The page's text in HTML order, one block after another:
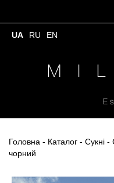
UA RU EN
M I
Головна - Каталог - Сукні -
чорний